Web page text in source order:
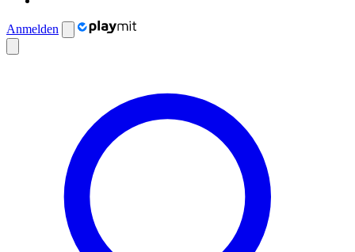
Anmelden